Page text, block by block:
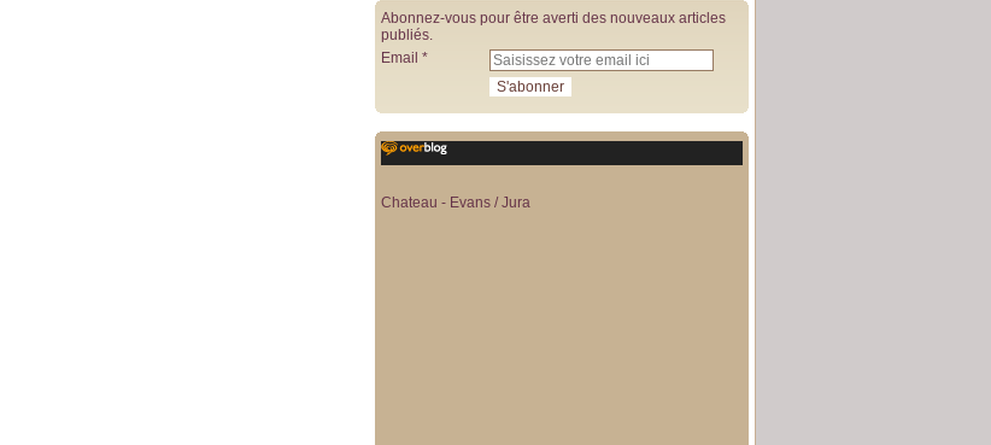
Abonnez-vous pour être averti des nouveaux articles
publiés.
Email
Chateau - Evans / Jura